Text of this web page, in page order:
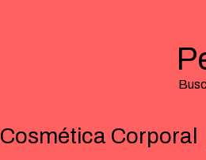
Cosmética Corporal